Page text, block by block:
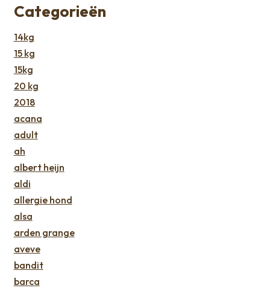
Categorieën
14kg
15 kg
15kg
20 kg
2018
acana
adult
ah
albert heijn
aldi
allergie hond
alsa
arden grange
aveve
bandit
barca